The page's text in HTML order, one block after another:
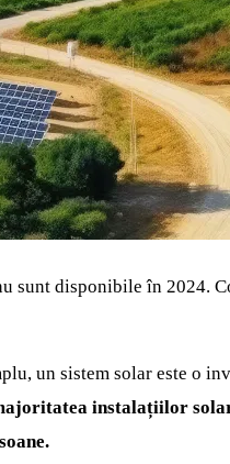
disponibile în 2024.
un sistem solar este o
instalațiilor